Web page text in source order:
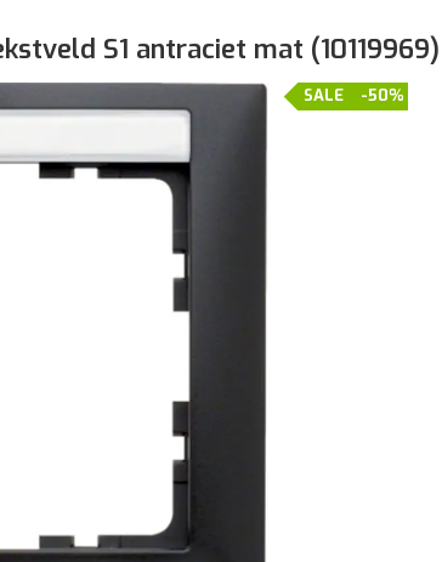
S1 antraciet mat (10119969)
-50%
SALE